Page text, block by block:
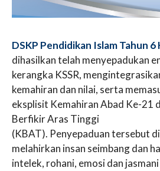
DSKP Pendidikan Islam Tahun 6
dihasilkan telah menyepadukan
kerangka KSSR,
kemahiran dan nilai, serta
eksplisit Kemahiran Abad Ke-21
Berfikir Aras Tinggi
(KBAT). Penyepaduan tersebut
melahirkan insan seimbang dan
intelek, rohani, emosi dan